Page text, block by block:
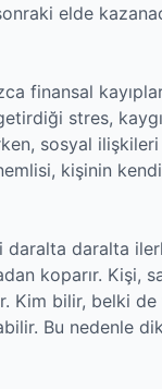
elde
finansal
stres,
sosyal
kişinin
daralta daralta
koparır. Kişi,
Kim bilir, belki
Bu nedenle